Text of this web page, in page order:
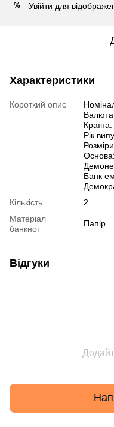
% Увійти для
Характеристики
Короткий опис
Рік
Банк
Кількість
2
Матеріал
банкнот
Папір
Відгуки